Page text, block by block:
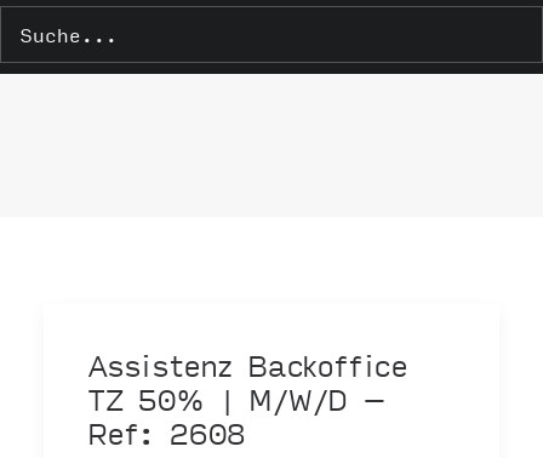
Assistenz Backoffice
TZ 50% | M/W/D –
Ref: 2608